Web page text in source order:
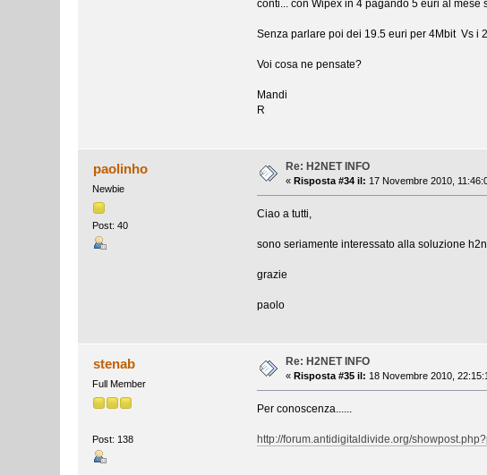
conti... con Wipex in 4 pagando 5 euri al
Senza parlare poi dei 19.5 euri per 4Mbit Vs i
Voi cosa ne pensate?
Mandi
R
paolinho
Newbie
Post: 40
Re: H2NET INFO
« Risposta #34 il: 17 Novembre 2010,
Ciao a tutti,
sono seriamente interessato alla soluzione
grazie
paolo
stenab
Full Member
Post: 138
Re: H2NET INFO
« Risposta #35 il: 18 Novembre 2010,
Per conoscenza......
http://forum.antidigitaldivide.org/